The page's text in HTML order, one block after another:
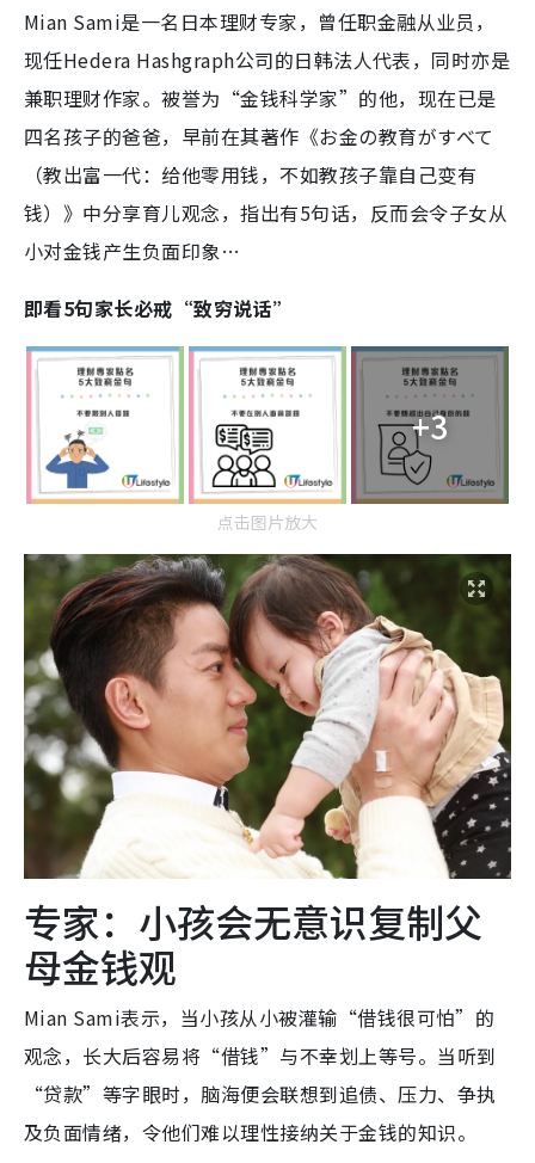
Mian Sami是一名日本理财专家，曾任职金融从业员，
现任Hedera Hashgraph公司的日韩法人代表，同时亦是
兼职理财作家。被誉为“金钱科学家”的他，现在已是
四名孩子的爸爸，早前在其著作《お金の教育がすべて
（教出富一代：给他零用钱，不如教孩子靠自己变有
钱）》中分享育儿观念，指出有5句话，反而会令子女从
小对金钱产生负面印象…
即看5句家长必戒“致穷说话”
+3
点击图片放大
专家：小孩会无意识复制父
母金钱观
Mian Sami表示，当小孩从小被灌输“借钱很可怕”的
观念，长大后容易将“借钱”与不幸划上等号。当听到
“贷款”等字眼时，脑海便会联想到追债、压力、争执
及负面情绪，令他们难以理性接纳关于金钱的知识。